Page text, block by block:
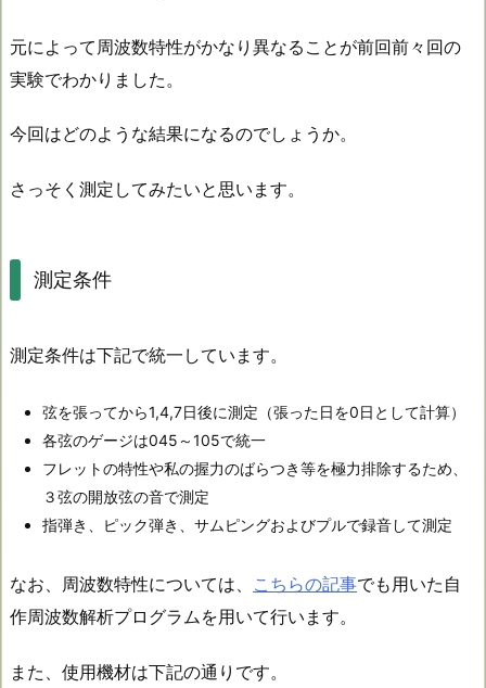
元によって周波数特性がかなり異なることが前回前々回の
実験でわかりました。
今回はどのような結果になるのでしょうか。
さっそく測定してみたいと思います。
測定条件
測定条件は下記で統一しています。
弦を張ってから1,4,7日後に測定（張った日を0日として計算）
各弦のゲージは045～105で統一
フレットの特性や私の握力のばらつき等を極力排除するため、
３弦の開放弦の音で測定
指弾き、ピック弾き、サムピングおよびプルで録音して測定
なお、周波数特性については、 こちらの記事でも用いた自
作周波数解析プログラムを用いて行います。
また、使用機材は下記の通りです。